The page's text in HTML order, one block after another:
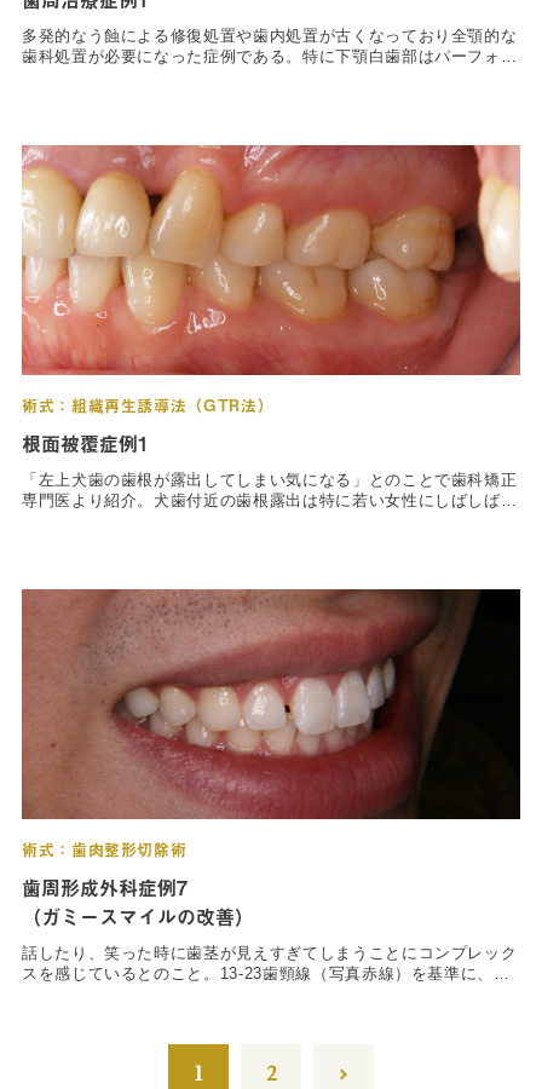
多発的なう蝕による修復処置や歯内処置が古くなっており全顎的な
歯科処置が必要になった症例である。特に下顎白歯部はパーフォレ
には髄床底付近にパーフォレーションが認められたため、両根管処
置の後、アマルガムにて穿孔部を閉鎖。築造の後、金属冠（白金加
金）を作製した。同じようにインレーも全て白金加金で作製し、上
顎右側のブリッジと無髄歯であった上顎左側犬歯は陶材焼付鋳造冠
にて補綴を行った。
術前写真は1994年、術後写真は術後3年が経過した1999年に撮影さ
れたものである。現在も半年に１度のメインテナンスに通ってお
り、状態は安定している。
術式：組織再生誘導法（GTR法）
根面被覆症例1
「左上犬歯の歯根が露出してしまい気になる」とのことで歯科矯正
専門医より紹介。犬歯付近の歯根露出は特に若い女性にしばしば認
残ることが多くまた、経時的な後戻りが多いとされるため、本症例
では非吸収性の遮断膜（ゴアテックスＴＲメンブレン）を設置し
て、より理想的な根面被覆を確立した。術後15年の状態でも、ほぼ
100%の根面被覆がされており、歯肉の形態や色も良好で、後戻り
の徴候も見られない。
術式：歯肉整形切除術
歯周形成外科症例7
（ガミースマイルの改善）
話したり、笑った時に歯茎が見えすぎてしまうことにコンプレック
スを感じているとのこと。13-23歯頸線（写真赤線）を基準に、上
1 2